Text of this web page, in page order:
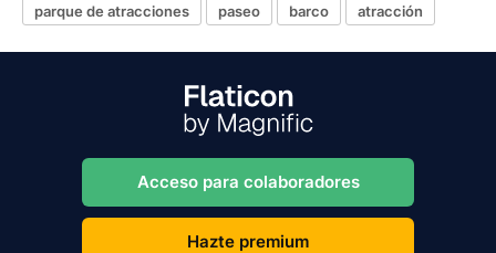
parque de atracciones
paseo barco atracción
Acceso para colaboradores
Hazte premium